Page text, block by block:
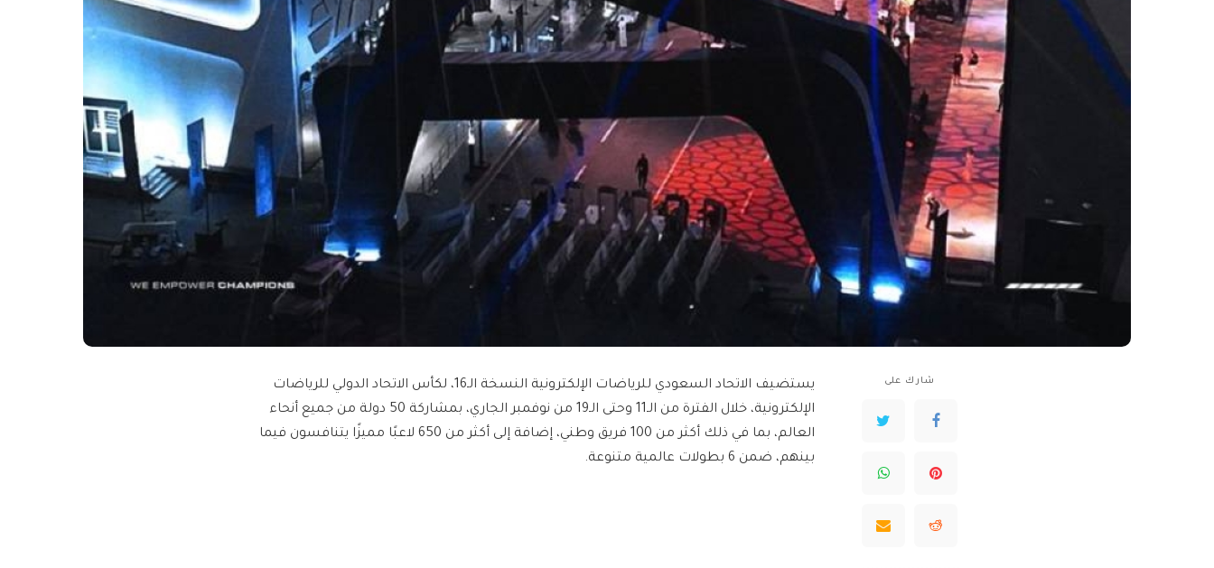
شارك على
يستضيف الاتحاد السعودي للرياضات الإلكترونية النسخة الـ16، لكأس الاتحاد الدولي للرياضات
الإلكترونية، خلال الفترة من الـ11 وحتى الـ19 من نوفمبر الجاري، بمشاركة 50 دولة من جميع أنحاء
العالم، بما في ذلك أكثر من 100 فريق وطني، إضافة إلى أكثر من 650 لاعبًا مميزًا يتنافسون فيما
بينهم، ضمن 6 بطولات عالمية متنوعة.